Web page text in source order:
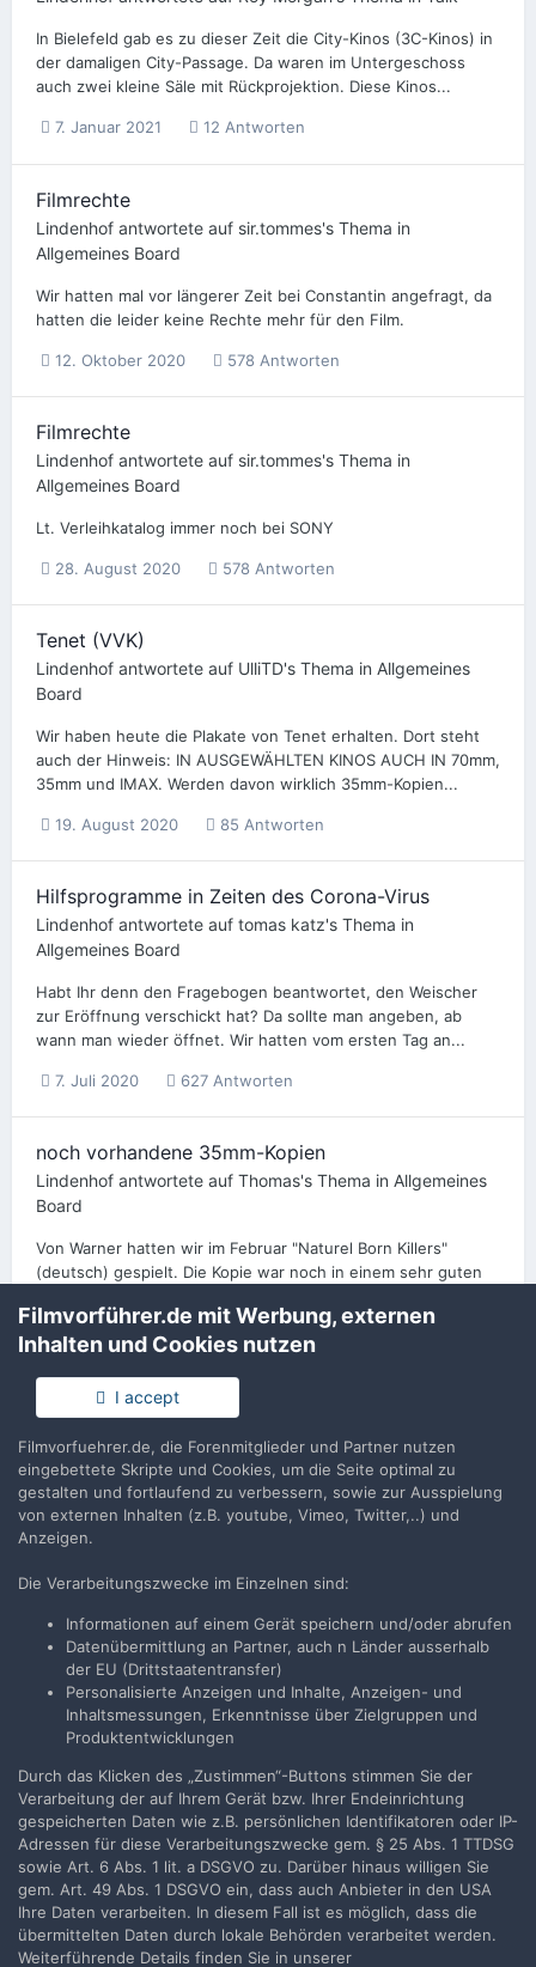
In Bielefeld gab es zu dieser Zeit die City-Kinos (3C-Kinos) in
der damaligen City-Passage. Da waren im Untergeschoss
auch zwei kleine Säle mit Rückprojektion. Diese Kinos...
7. Januar 2021 12 Antworten
Filmrechte
Lindenhof antwortete auf sir.tommes's Thema in
Allgemeines Board
Wir hatten mal vor längerer Zeit bei Constantin angefragt, da
hatten die leider keine Rechte mehr für den Film.
12. Oktober 2020 578 Antworten
Filmrechte
Lindenhof antwortete auf sir.tommes's Thema in
Allgemeines Board
Lt. Verleihkatalog immer noch bei SONY
28. August 2020 578 Antworten
Tenet (VVK)
Lindenhof antwortete auf UlliTD's Thema in Allgemeines
Board
Wir haben heute die Plakate von Tenet erhalten. Dort steht
auch der Hinweis: IN AUSGEWÄHLTEN KINOS AUCH IN 70mm,
35mm und IMAX. Werden davon wirklich 35mm-Kopien...
19. August 2020 85 Antworten
Hilfsprogramme in Zeiten des Corona-Virus
Lindenhof antwortete auf tomas katz's Thema in
Allgemeines Board
Habt Ihr denn den Fragebogen beantwortet, den Weischer
zur Eröffnung verschickt hat? Da sollte man angeben, ab
wann man wieder öffnet. Wir hatten vom ersten Tag an...
7. Juli 2020 627 Antworten
noch vorhandene 35mm-Kopien
Lindenhof antwortete auf Thomas's Thema in Allgemeines
Board
Von Warner hatten wir im Februar "Naturel Born Killers"
(deutsch) gespielt. Die Kopie war noch in einem sehr guten
5. Juli 2020 7 Antworten
IMAX und Traumpalast Leonberg
Lindenhof antwortete auf filmempire
's Thema in
Allgemeines Board
Komisch dabei ist nur, dass Gutscheine vom Ufa-Palast im
Traumpalast eingelöst werden können: "Ufa-Palast
Gutscheine behalten Ihre Gültigkeit und können ab...
2. Juni 2020 32 Antworten
VORHERIGE Seite 1 von 12
Filmvorführer.de via Google durchsuchen:
Sprache
Impressum / Datenschutzerklärung
Nutzungsbedingungen
Realisierung: IN-Solution
Powered by Invision Community
Filmvorführer.de mit Werbung, externen
Inhalten und Cookies nutzen
I accept
Filmvorfuehrer.de, die Forenmitglieder und Partner nutzen
eingebettete Skripte und Cookies, um die Seite optimal zu
gestalten und fortlaufend zu verbessern, sowie zur Ausspielung
von externen Inhalten (z.B. youtube, Vimeo, Twitter,..) und
Anzeigen.
Die Verarbeitungszwecke im Einzelnen sind:
Informationen auf einem Gerät speichern und/oder abrufen
Datenübermittlung an Partner, auch n Länder ausserhalb
der EU (Drittstaatentransfer)
Personalisierte Anzeigen und Inhalte, Anzeigen- und
Inhaltsmessungen, Erkenntnisse über Zielgruppen und
Produktentwicklungen
Durch das Klicken des „Zustimmen“-Buttons stimmen Sie der
Verarbeitung der auf Ihrem Gerät bzw. Ihrer Endeinrichtung
gespeicherten Daten wie z.B. persönlichen Identifikatoren oder IP-
Adressen für diese Verarbeitungszwecke gem. § 25 Abs. 1 TTDSG
sowie Art. 6 Abs. 1 lit. a DSGVO zu. Darüber hinaus willigen Sie
gem. Art. 49 Abs. 1 DSGVO ein, dass auch Anbieter in den USA
Ihre Daten verarbeiten. In diesem Fall ist es möglich, dass die
übermittelten Daten durch lokale Behörden verarbeitet werden.
Weiterführende Details finden Sie in unserer